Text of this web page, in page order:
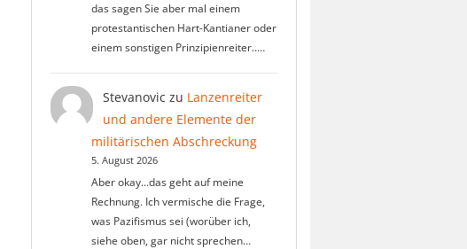
das sagen Sie aber mal einem
protestantischen Hart-Kantianer oder
einem sonstigen Prinzipienreiter..…
Stevanovic zu Lanzenreiter
und andere Elemente der
militärischen Abschreckung
5. August 2026
Aber okay...das geht auf meine
Rechnung. Ich vermische die Frage,
was Pazifismus sei (worüber ich,
siehe oben, gar nicht sprechen…